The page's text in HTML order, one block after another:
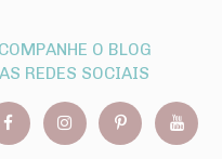
O BLOG
REDES SOCIAIS